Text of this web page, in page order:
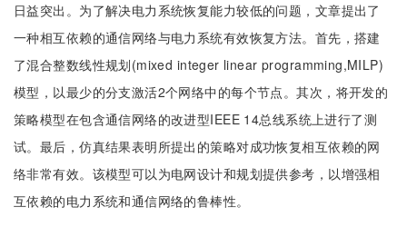
日益突出。为了解决电力系统恢复能力较低的问题，文章提出了
一种相互依赖的通信网络与电力系统有效恢复方法。首先，搭建
了混合整数线性规划(mixed integer linear programming,MILP)
模型，以最少的分支激活2个网络中的每个节点。其次，将开发的
策略模型在包含通信网络的改进型IEEE 14总线系统上进行了测
试。最后，仿真结果表明所提出的策略对成功恢复相互依赖的网
络非常有效。该模型可以为电网设计和规划提供参考，以增强相
互依赖的电力系统和通信网络的鲁棒性。